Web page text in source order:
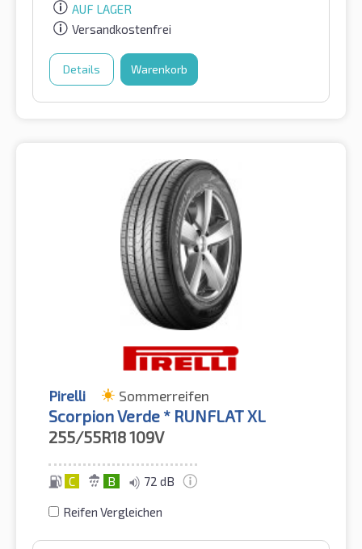
AUF LAGER
Versandkostenfrei
Details Warenkorb
Pirelli Sommerreifen
Scorpion Verde * RUNFLAT XL
255/55R18109V
C B 72 dB
Reifen Vergleichen